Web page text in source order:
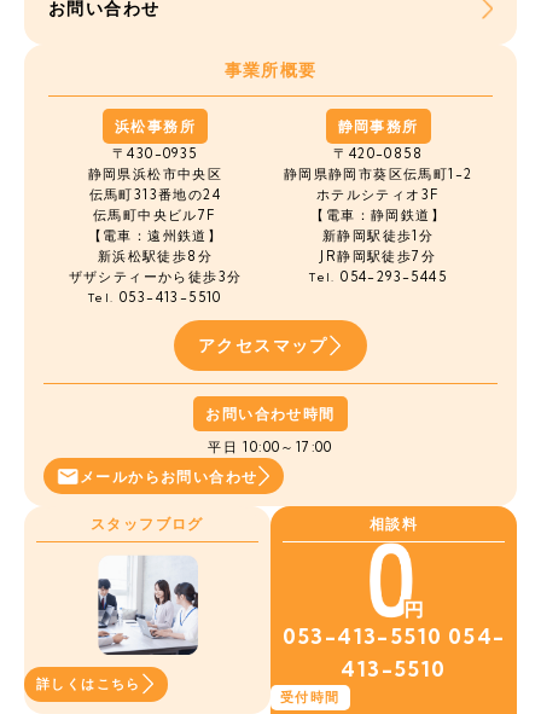
お問い合わせ
事業所概要
浜松事務所
〒430-0935
静岡県浜松市中央区
伝馬町313番地の24
伝馬町中央ビル7F
【電車：遠州鉄道】
新浜松駅徒歩8分
ザザシティーから徒歩3分
Tel. 053-413-5510
静岡事務所
〒420-0858
静岡県静岡市葵区伝馬町1-2
ホテルシティオ3F
【電車：静岡鉄道】
新静岡駅徒歩1分
JR静岡駅徒歩7分
Tel. 054-293-5445
アクセスマップ
お問い合わせ時間
平日 10:00～17:00
メールから お問い合わせ
スタッフブログ
詳しくはこちら
相談料
053-413-5510 054-
413-5510
受付時間